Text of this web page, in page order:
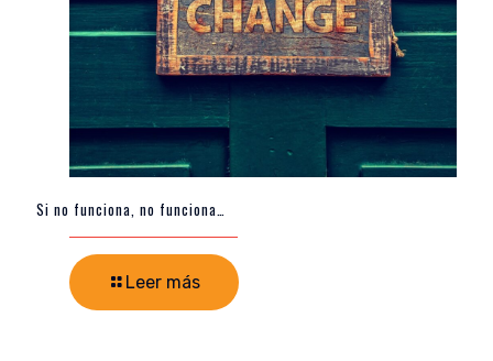
Si no funciona, no funciona…
Leer más